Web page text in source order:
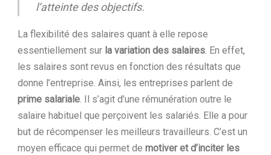
l’atteinte des objectifs.
La flexibilité des salaires quant à elle repose
essentiellement sur la variation des salaires. En effet,
les salaires sont revus en fonction des résultats que
donne l’entreprise. Ainsi, les entreprises parlent de
prime salariale. Il s’agit d’une rémunération outre le
salaire habituel que perçoivent les salariés. Elle a pour
but de récompenser les meilleurs travailleurs. C’est un
moyen efficace qui permet de motiver et d’inciter les